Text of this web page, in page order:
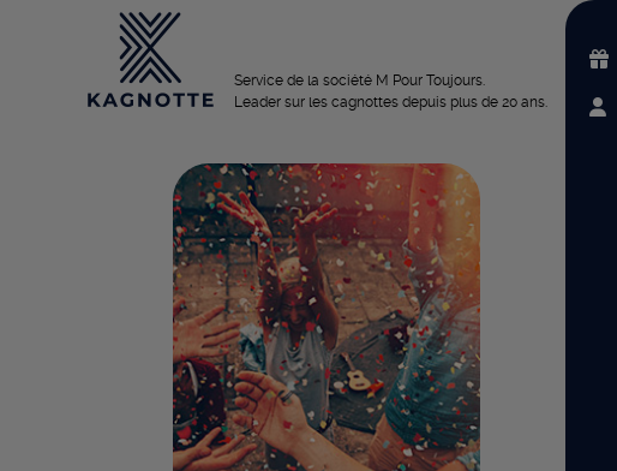
Service de la société M Pour Toujours.
Leader sur les cagnottes depuis plus de 20 ans.